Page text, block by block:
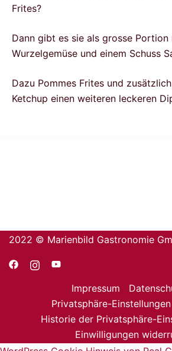
Frites?
Dann gibt es sie als grosse Portion
Wurzelgemüse und einem Schuss
Dazu Pommes Frites und
Ketchup einen weiteren leckeren
2022 © Marienbild Gastronomie
Impressum
Privatsphäre-
Historie der Privatsphäre-
Einwilligungen